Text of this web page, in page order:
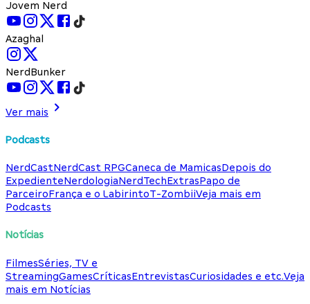
Jovem Nerd
Azaghal
NerdBunker
Ver mais
Podcasts
NerdCastNerdCast RPGCaneca de MamicasDepois do
ExpedienteNerdologiaNerdTechExtrasPapo de
ParceiroFrança e o LabirintoT-ZombiiVeja mais em
Podcasts
Notícias
FilmesSéries, TV e
StreamingGamesCríticasEntrevistasCuriosidades e etc.Veja
mais em Notícias